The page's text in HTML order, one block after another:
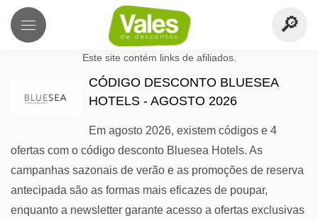
Este site contém links de afiliados.
CÓDIGO DESCONTO BLUESEA
HOTELS - AGOSTO 2026
Em agosto 2026, existem códigos e 4
ofertas com o código desconto Bluesea Hotels. As
campanhas sazonais de verão e as promoções de reserva
antecipada são as formas mais eficazes de poupar,
enquanto a newsletter garante acesso a ofertas exclusivas